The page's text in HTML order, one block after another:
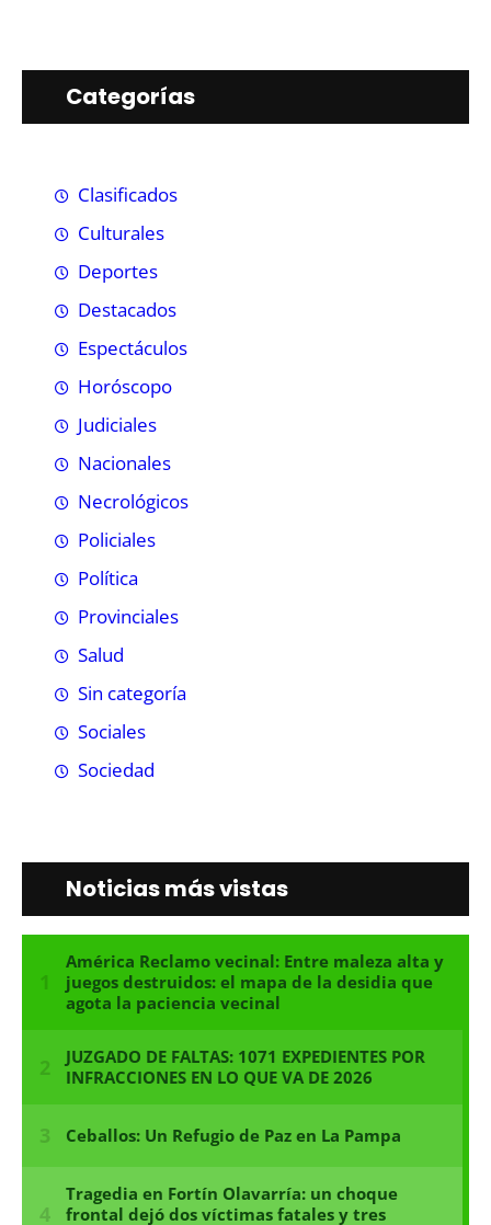
Categorías
Clasificados
Culturales
Deportes
Destacados
Espectáculos
Horóscopo
Judiciales
Nacionales
Necrológicos
Policiales
Política
Provinciales
Salud
Sin categoría
Sociales
Sociedad
Noticias más vistas